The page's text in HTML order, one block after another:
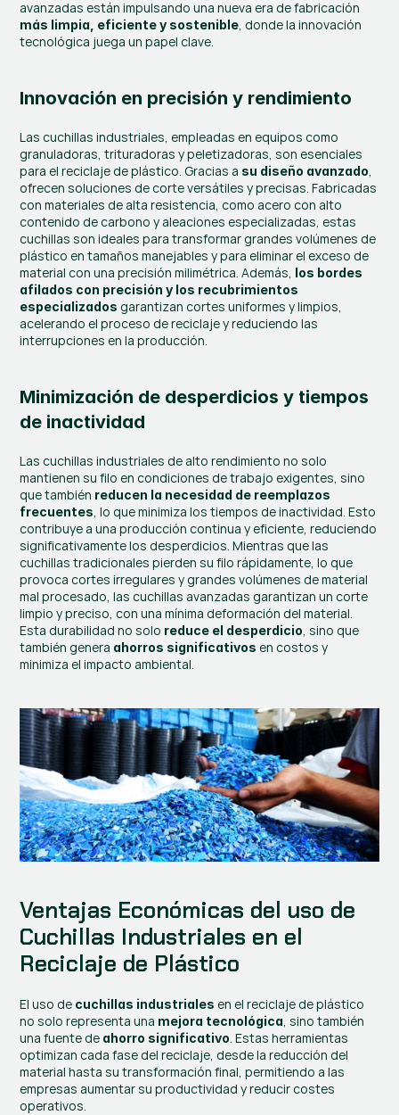
más limpia, eficiente y sostenible, donde la innovación
tecnológica juega un papel clave.
Innovación en precisión y rendimiento
Las cuchillas industriales, empleadas en equipos como
granuladoras, trituradoras y peletizadoras, son esenciales
para el reciclaje de plástico. Gracias a su diseño avanzado,
ofrecen soluciones de corte versátiles y precisas. Fabricadas
con materiales de alta resistencia, como acero con alto
contenido de carbono y aleaciones especializadas, estas
cuchillas son ideales para transformar grandes volúmenes de
plástico en tamaños manejables y para eliminar el exceso de
material con una precisión milimétrica. Además, los bordes
afilados con precisión y los recubrimientos
especializados garantizan cortes uniformes y limpios,
acelerando el proceso de reciclaje y reduciendo las
interrupciones en la producción.
Minimización de desperdicios y tiempos
de inactividad
Las cuchillas industriales de alto rendimiento no solo
mantienen su filo en condiciones de trabajo exigentes, sino
que también reducen la necesidad de reemplazos
frecuentes, lo que minimiza los tiempos de inactividad. Esto
contribuye a una producción continua y eficiente, reduciendo
significativamente los desperdicios. Mientras que las
cuchillas tradicionales pierden su filo rápidamente, lo que
provoca cortes irregulares y grandes volúmenes de material
mal procesado, las cuchillas avanzadas garantizan un corte
limpio y preciso, con una mínima deformación del material.
Esta durabilidad no solo reduce el desperdicio, sino que
también genera ahorros significativos en costos y
minimiza el impacto ambiental.
Ventajas Económicas del uso de
Cuchillas Industriales en el
Reciclaje de Plástico
El uso de cuchillas industriales en el reciclaje de plástico
no solo representa una mejora tecnológica , sino también
una fuente de ahorro significativo . Estas herramientas
optimizan cada fase del reciclaje, desde la reducción del
material hasta su transformación final, permitiendo a las
empresas aumentar su productividad y reducir costes
operativos.